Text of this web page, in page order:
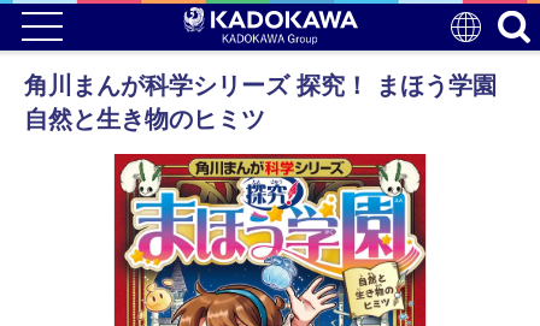
角川まんが科学シリーズ 探究！ まほう学園
自然と生き物のヒミツ